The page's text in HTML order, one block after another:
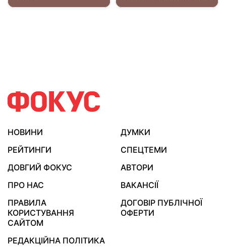
НОВИНИ
ДУМКИ
РЕЙТИНГИ
СПЕЦТЕМИ
ДОВГИЙ ФОКУС
АВТОРИ
ПРО НАС
ВАКАНСІЇ
ПРАВИЛА
КОРИСТУВАННЯ
САЙТОМ
ДОГОВІР ПУБЛІЧНОЇ
ОФЕРТИ
РЕДАКЦІЙНА ПОЛІТИКА